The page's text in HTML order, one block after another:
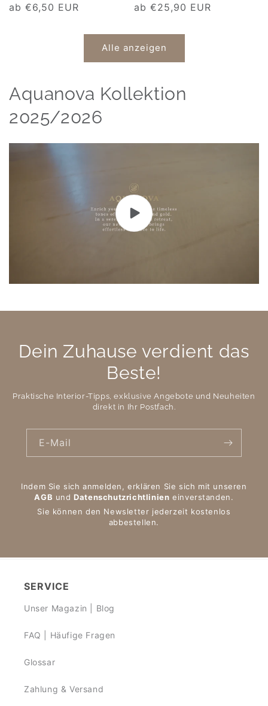
Normaler
ab €6,50 EUR
Normaler
ab €25,90 EUR
Alle anzeigen
Aquanova Kollektion
2025/2026
Dein Zuhause verdient das
Beste!
Praktische Interior-Tipps, exklusive Angebote und Neuheiten
direkt in Ihr Postfach.
E-Mail
Indem Sie sich anmelden, erklären Sie sich mit unseren
AGB undDatenschutzrichtlinien einverstanden.
Sie können den Newsletter jederzeit kostenlos
abbestellen.
SERVICE
Unser Magazin | Blog
FAQ | Häufige Fragen
Glossar
Zahlung & Versand